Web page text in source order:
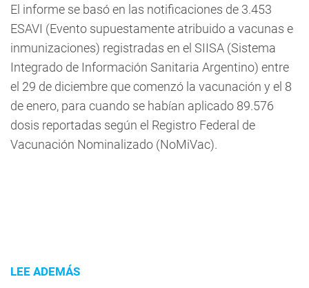
El informe se basó en las notificaciones de 3.453
ESAVI (Evento supuestamente atribuido a vacunas e
inmunizaciones) registradas en el SIISA (Sistema
Integrado de Información Sanitaria Argentino) entre
el 29 de diciembre que comenzó la vacunación y el 8
de enero, para cuando se habían aplicado 89.576
dosis reportadas según el Registro Federal de
Vacunación Nominalizado (NoMiVac).
LEE ADEMÁS